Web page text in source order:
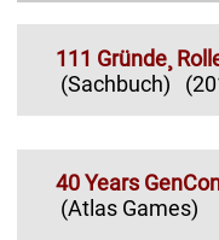
111 Gründe¸
(Sachbuch)
40 Years
(Atlas Games)